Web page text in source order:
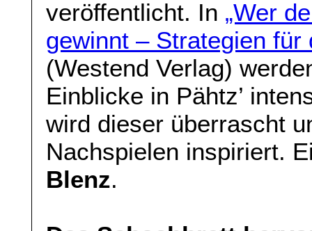
veröffentlicht. In „Wer
gewinnt – Strategien für
(Westend Verlag)
Einblicke in Pähtz’
wird dieser überrascht
Nachspielen inspiriert.
Blenz.